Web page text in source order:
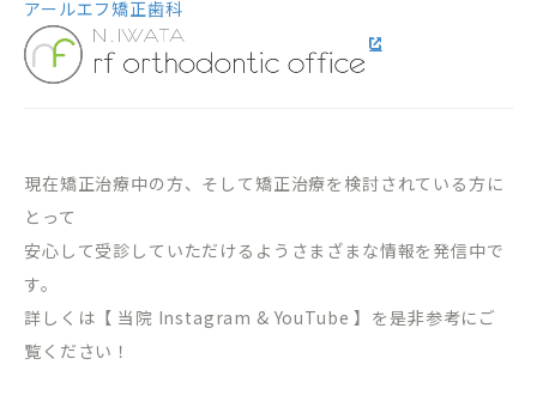
アールエフ矯正歯科
現在矯正治療中の方、そして矯正治療を検討されている方に
とって
安心して受診していただけるようさまざまな情報を発信中で
す。
詳しくは【 当院 Instagram & YouTube 】を是非参考にご
覧ください！